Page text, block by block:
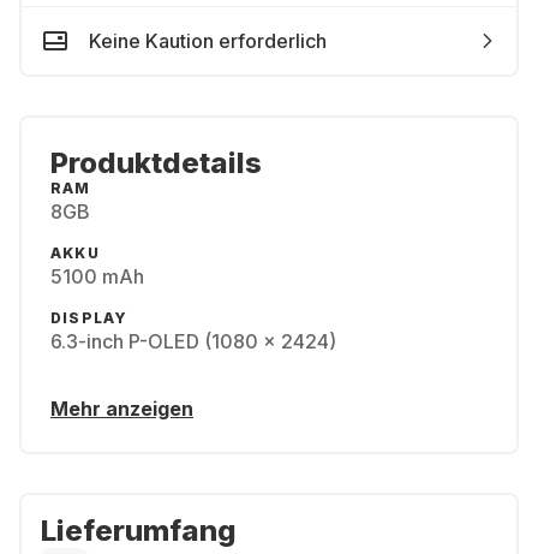
Keine Kaution erforderlich
Produktdetails
RAM
8GB
AKKU
5100 mAh
DISPLAY
6.3-inch P-OLED (1080 x 2424)
Mehr anzeigen
Lieferumfang